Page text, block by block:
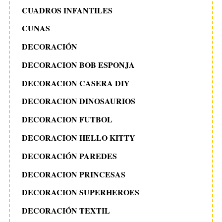
CUADROS INFANTILES
CUNAS
DECORACIÓN
DECORACION BOB ESPONJA
DECORACION CASERA DIY
DECORACION DINOSAURIOS
DECORACION FUTBOL
DECORACION HELLO KITTY
DECORACIÓN PAREDES
DECORACION PRINCESAS
DECORACION SUPERHEROES
DECORACIÓN TEXTIL